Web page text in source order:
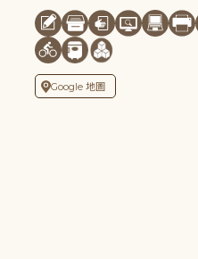
Google 地圖